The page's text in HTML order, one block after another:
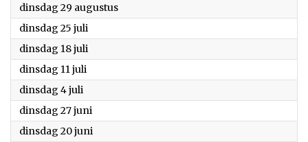
dinsdag 29 augustus2023
dinsdag 25 juli
dinsdag 18 juli
dinsdag 11 juli
dinsdag 4 juli
dinsdag 27 juni
dinsdag 20 juni